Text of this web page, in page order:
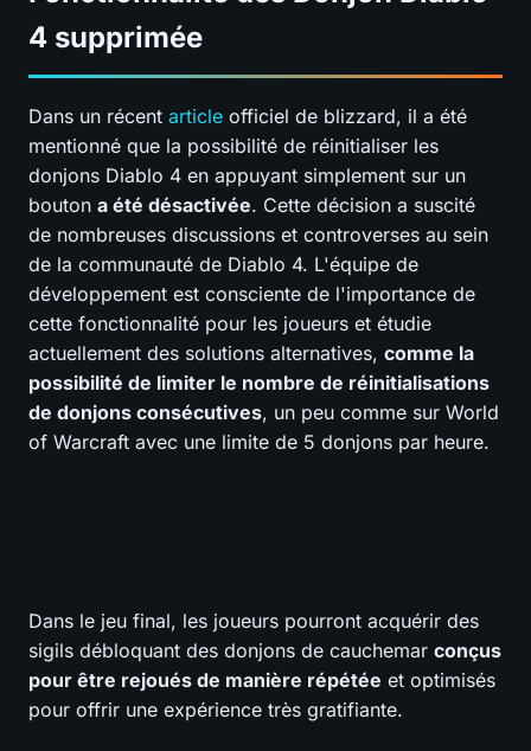
4 supprimée
Dans un récent article officiel de blizzard, il a été
mentionné que la possibilité de réinitialiser les
donjons Diablo 4 en appuyant simplement sur un
bouton a été désactivée. Cette décision a suscité
de nombreuses discussions et controverses au sein
de la communauté de Diablo 4. L'équipe de
développement est consciente de l'importance de
cette fonctionnalité pour les joueurs et étudie
actuellement des solutions alternatives, comme la
possibilité de limiter le nombre de réinitialisations
de donjons consécutives, un peu comme sur World
of Warcraft avec une limite de 5 donjons par heure.
Dans le jeu final, les joueurs pourront acquérir des
sigils débloquant des donjons de cauchemar conçus
pour être rejoués de manière répétée et optimisés
pour offrir une expérience très gratifiante.